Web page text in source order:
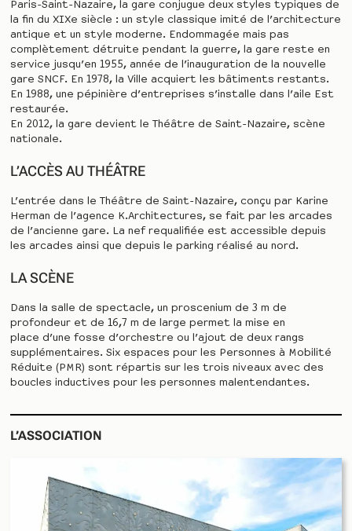
Paris-Saint-Nazaire, la gare conjugue deux styles typiques de
la fin du XIXe siècle : un style classique imité de l’architecture
antique et un style moderne. Endommagée mais pas
complètement détruite pendant la guerre, la gare reste en
service jusqu’en 1955, année de l’inauguration de la nouvelle
gare SNCF. En 1978, la Ville acquiert les bâtiments restants.
En 1988, une pépinière d’entreprises s’installe dans l’aile Est
restaurée.
En 2012, la gare devient le Théâtre de Saint-Nazaire, scène
nationale.
L’ACCÈS AU THÉÂTRE
L’entrée dans le Théâtre de Saint-Nazaire, conçu par Karine
Herman de l’agence K.Architectures, se fait par les arcades
de l’ancienne gare. La nef requalifiée est accessible depuis
les arcades ainsi que depuis le parking réalisé au nord.
LA SCÈNE
Dans la salle de spectacle, un proscenium de 3 m de
profondeur et de 16,7 m de large permet la mise en
place d’une fosse d’orchestre ou l’ajout de deux rangs
supplémentaires. Six espaces pour les Personnes à Mobilité
Réduite (PMR) sont répartis sur les trois niveaux avec des
boucles inductives pour les personnes malentendantes.
L’ASSOCIATION